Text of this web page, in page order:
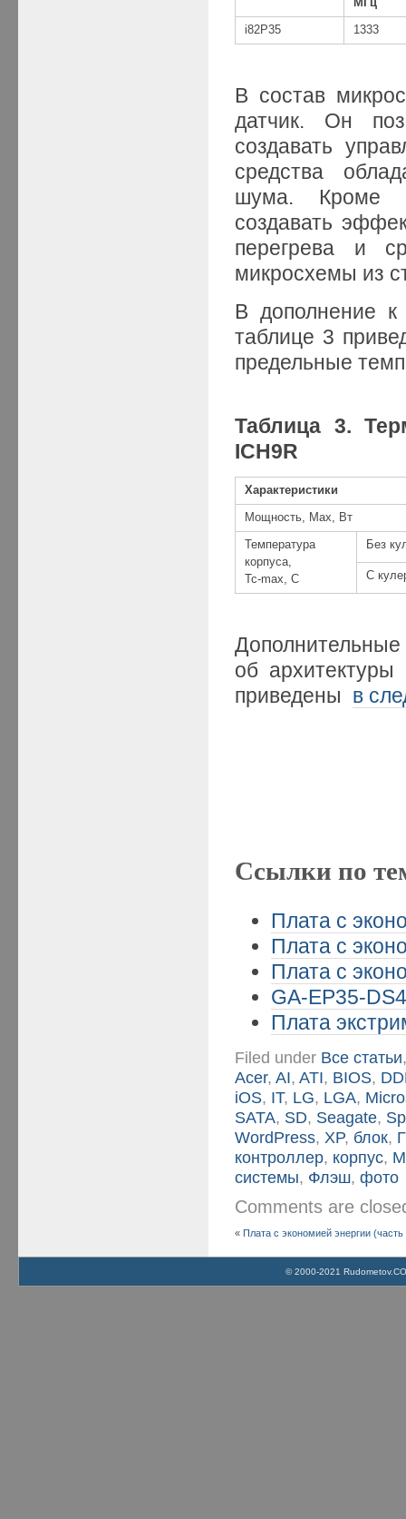
МГц
i82P35 1333
В состав
датчик. Он
создавать
средства
шума. Кроме
создавать
перегрева и
микросхемы из
В дополнение
таблице 3
предельные
Таблица 3.
ICH9R
Характеристики
Мощность, Max, Вт
Температура
корпуса,
Tc-max, C
Без
С
об
приведены в
Ссылки по
Плата с
Плата с
Плата с
GA-EP35-
Плата
Filed under Все статьи
Acer,AI,ATI, BIOS,
iOS, IT, LG, LGA,
SATA, SD, Seagate,
WordPress, XP, блок,
контроллер, корпус,
системы, Флэш,фото
Comments are
«Плата с экономией энергии (часть
© 2000-2021